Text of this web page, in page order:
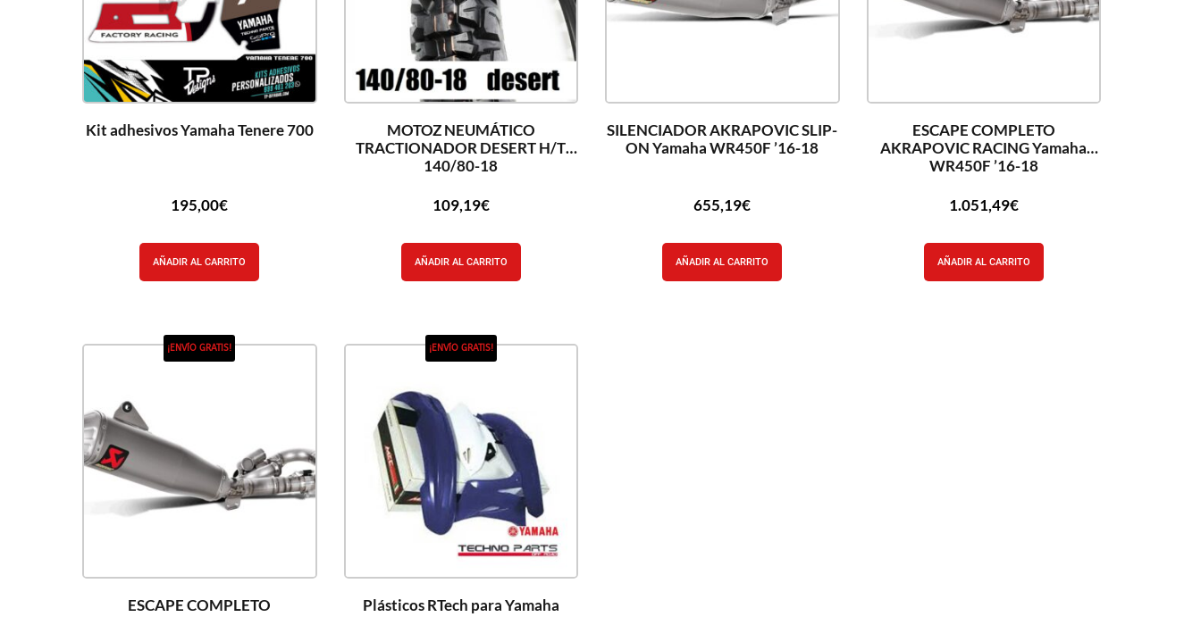
Kit adhesivos Yamaha Tenere 700
195,00€
AÑADIR AL CARRITO
MOTOZ NEUMÁTICO
TRACTIONADOR DESERT H/T
140/80-18
109,19€
AÑADIR AL CARRITO
SILENCIADOR AKRAPOVIC SLIP-
ON Yamaha WR450F ’16-18
655,19€
AÑADIR AL CARRITO
ESCAPE COMPLETO
AKRAPOVIC RACING Yamaha
WR450F ’16-18
1.051,49€
AÑADIR AL CARRITO
¡ENVÍO GRATIS!
ESCAPE COMPLETO
¡ENVÍO GRATIS!
Plásticos RTech para Yamaha